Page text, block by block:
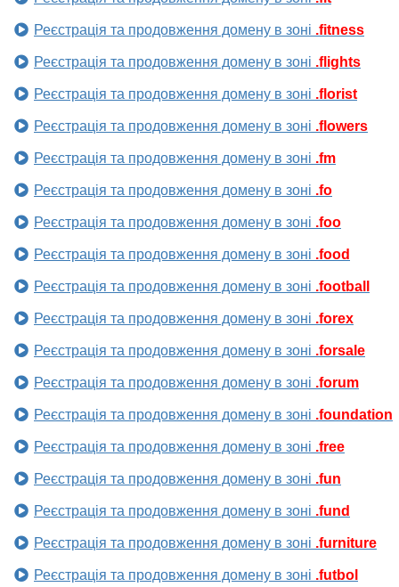
Реєстрація та продовження домену в зоні .fitness
Реєстрація та продовження домену в зоні .flights
Реєстрація та продовження домену в зоні .florist
Реєстрація та продовження домену в зоні .flowers
Реєстрація та продовження домену в зоні .fm
Реєстрація та продовження домену в зоні .fo
Реєстрація та продовження домену в зоні .foo
Реєстрація та продовження домену в зоні .food
Реєстрація та продовження домену в зоні .football
Реєстрація та продовження домену в зоні .forex
Реєстрація та продовження домену в зоні .forsale
Реєстрація та продовження домену в зоні .forum
Реєстрація та продовження домену в зоні .foundation
Реєстрація та продовження домену в зоні .free
Реєстрація та продовження домену в зоні .fun
Реєстрація та продовження домену в зоні .fund
Реєстрація та продовження домену в зоні .furniture
Реєстрація та продовження домену в зоні .futbol